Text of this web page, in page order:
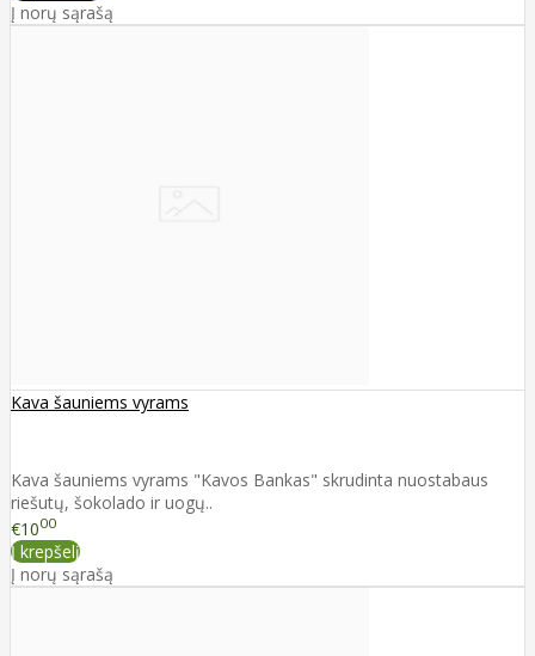
Į norų sąrašą
Kava šauniems vyrams
Kava šauniems vyrams "Kavos Bankas" skrudinta nuostabaus
riešutų, šokolado ir uogų..
€1000
Į krepšelį
Į norų sąrašą